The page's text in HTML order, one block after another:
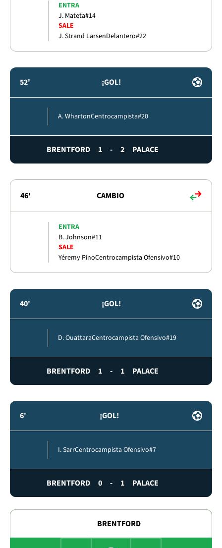
ENTRA
J. Mateta#14
SALE
J. Strand LarsenDelantero#22
52' ¡GOL!
A. WhartonCentrocampista#20
BRENTFORD 1 - 2 PALACE
46' CAMBIO
ENTRA
B. Johnson#11
SALE
Yéremy PinoCentrocampista Ofensivo#10
40' ¡GOL!
D. OuattaraCentrocampista Ofensivo#19
BRENTFORD 1 - 1 PALACE
6' ¡GOL!
I. SarrCentrocampista Ofensivo#7
BRENTFORD 0 - 1 PALACE
BRENTFORD